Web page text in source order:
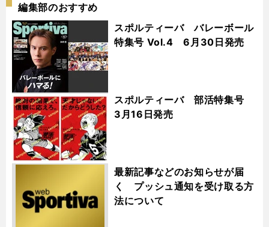
編集部のおすすめ
スポルティーバ バレーボール
特集号 Vol.4 6月30日発売
スポルティーバ 部活特集号
3月16日発売
最新記事などのお知らせが届
く プッシュ通知を受け取る方
法について